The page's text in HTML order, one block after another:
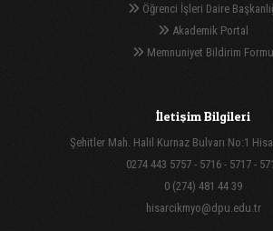
Öğrenci İşleri Daire
Akademik Portal
Memnuniyet Bildirim Formu
İletişim Bilgileri
Şehitler Mah. Halil Kurnaz Bulvarı No:1
0274 443 5757 - 5716 - 5717 -
0 (274) 481 44 39
hisarcikmyo@dpu.edu.tr